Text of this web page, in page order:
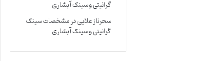
گرانیتی و سینک آبشاری
سحرناز علاییدرمشخصات سینک
گرانیتی و سینک آبشاری